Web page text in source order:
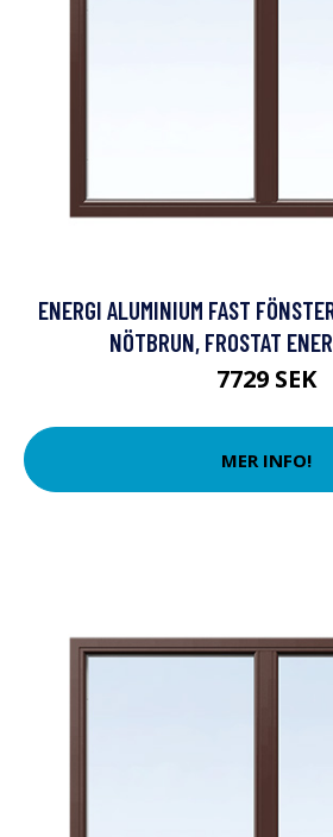
ENERGI ALUMINIUM FAST
NÖTBRUN, FROSTAT
7729 SEK
MER INFO!